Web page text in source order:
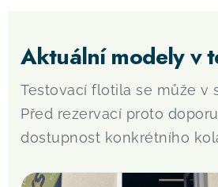
Aktuální modely v
Testovací flotila se může v
Před rezervací proto
dostupnost konkrétního